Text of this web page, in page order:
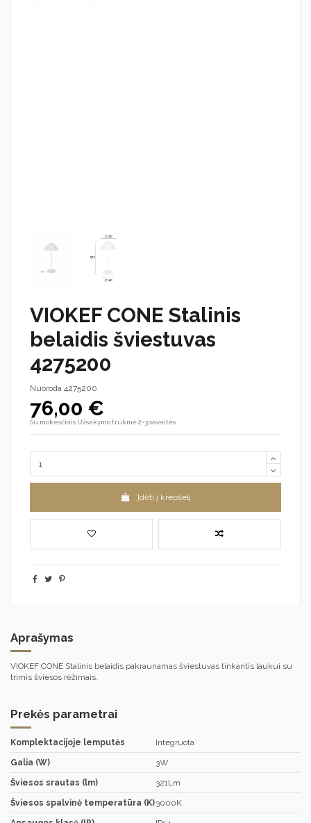
VIOKEF CONE Stalinis
belaidis šviestuvas
4275200
Nuoroda 4275200
76,00 €
Su mokesčiais Užsakymo trukmė 2-3 savaitės
Įdėti į krepšelį
Aprašymas
VIOKEF CONE Stalinis belaidis pakraunamas šviestuvas tinkantis laukui su
trimis šviesos rėžimais.
Prekės parametrai
Komplektacijoje lemputės Integruota
Galia (W) 3W
Šviesos srautas (lm) 321Lm
Šviesos spalvinė temperatūra (K)3000K